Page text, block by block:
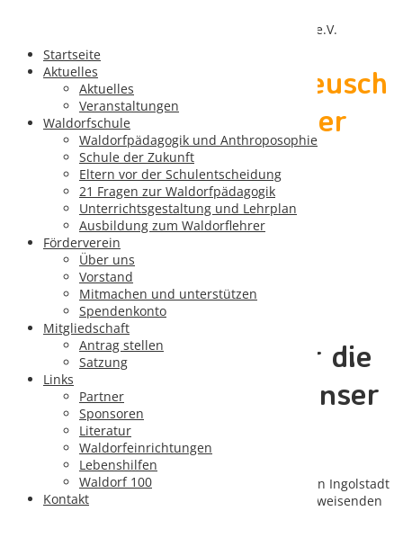
Startseite
Aktuelles
Aktuelles
Veranstaltungen
Waldorfschule
Waldorfpädagogik und Anthroposophie
Schule der Zukunft
Eltern vor der Schulentscheidung
21 Fragen zur Waldorfpädagogik
Unterrichtsgestaltung und Lehrplan
Ausbildung zum Waldorflehrer
Förderverein
Über uns
Vorstand
Mitmachen und unterstützen
Spendenkonto
Mitgliedschaft
Antrag stellen
Satzung
Links
Partner
Sponsoren
Literatur
Waldorfeinrichtungen
Lebenshilfen
Waldorf 100
Kontakt
Vielen Dank für den Beusch
unseres Beitrags auf der
Landesgartenschau!
Luftaufnahme unseres LGS-Beitrags
Eine Waldorfschule für die
Region Ingolstadt ist unser
Ziel!
Für die Gründung einer Waldorfschule in der Region Ingolstadt
suchen wir Menschen, die die Idee dieses zukunftsweisenden